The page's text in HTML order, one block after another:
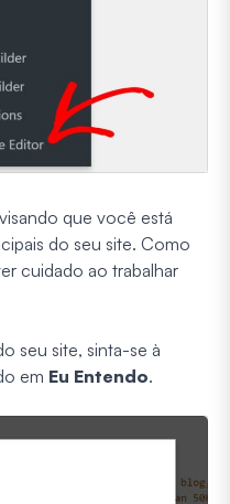
que você está
do seu site. Como
cuidado ao trabalhar
seu site, sinta-se à
em Eu Entendo.